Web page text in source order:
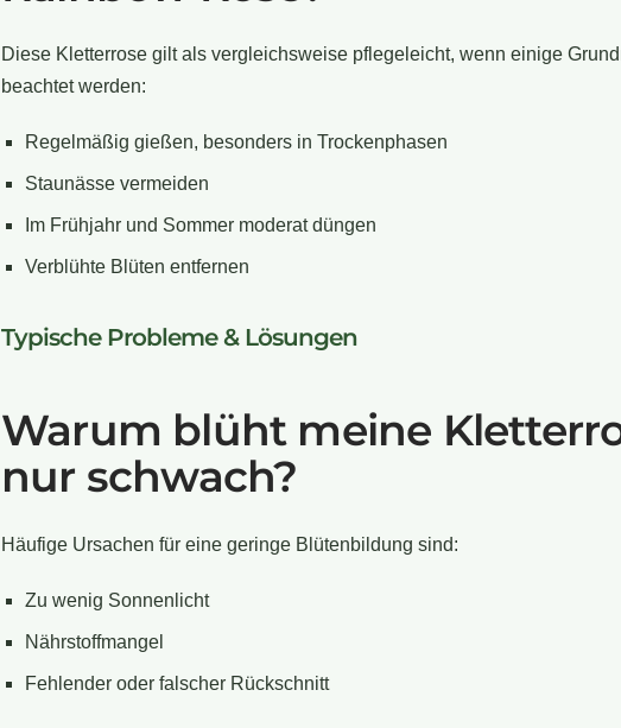
Diese Kletterrose gilt als vergleichsweise pflegeleicht, wenn einige
beachtet werden:
Regelmäßig gießen, besonders in Trockenphasen
Staunässe vermeiden
Im Frühjahr und Sommer moderat düngen
Verblühte Blüten entfernen
Typische Probleme & Lösungen
Warum blüht meine
nur schwach?
Häufige Ursachen für eine geringe Blütenbildung sind:
Zu wenig Sonnenlicht
Nährstoffmangel
Fehlender oder falscher Rückschnitt